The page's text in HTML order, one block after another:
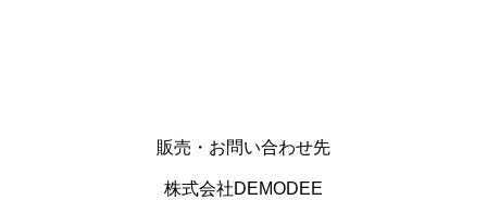
販売・お問い合わせ先
株式会社DEMODEE